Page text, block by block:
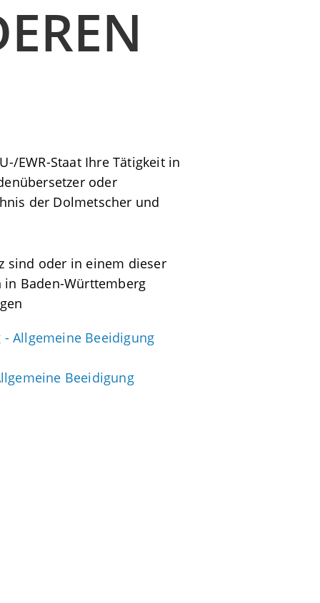
EWR-Staat Ihre Tätigkeit in
oder
der Dolmetscher und
sind oder in einem dieser
in Baden-Württemberg
Allgemeine Beeidigung
Beeidigung